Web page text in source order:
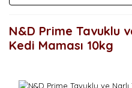
N&D Prime Tavuklu
Kedi Maması 10kg